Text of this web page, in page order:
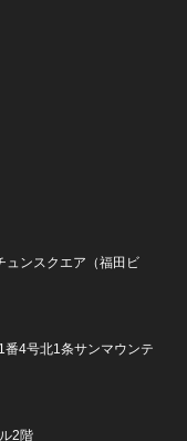
ュンスクエア（福田ビ
番4号北1条サンマウンテ
2階